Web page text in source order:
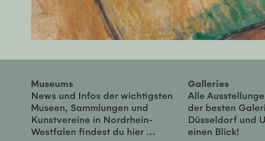
Museums
News und Infos der wichtigsten
Museen, Sammlungen und
Kunstvereine in Nordrhein-
Westfalen findest du hier ...
Galleries
Alle
der besten
Düsseldorf und
einen Blick!